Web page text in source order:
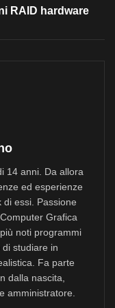
RAID hardware
14 anni. Da allora
ed esperienze
essi. Passione
Grafica
noti programmi
studiare in
Fa parte
dalla nascita,
amministratore.